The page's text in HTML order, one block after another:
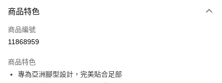
信用卡一次付款
信用卡分期付款
合作金庫商業銀行
華南商業銀行
彰化商業銀行
6 期 0 利率 每期
商品特色
商品編號
11868959
商品特色
專為亞洲腳型設計，完美貼合足部